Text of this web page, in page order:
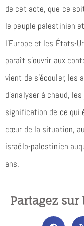
de cet acte, que ce
le peuple palestinien
l’Europe et les États-
paraît s’ouvrir aux
vient de s’écouler, les
d’analyser à chaud,
signification de ce qui
cœur de la situation,
israélo-palestinien
ans.
Partagez sur